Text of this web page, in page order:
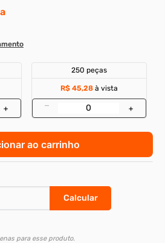
+
250 peças
R$ 45,28à vista
– +
ao carrinho
para esse produto.